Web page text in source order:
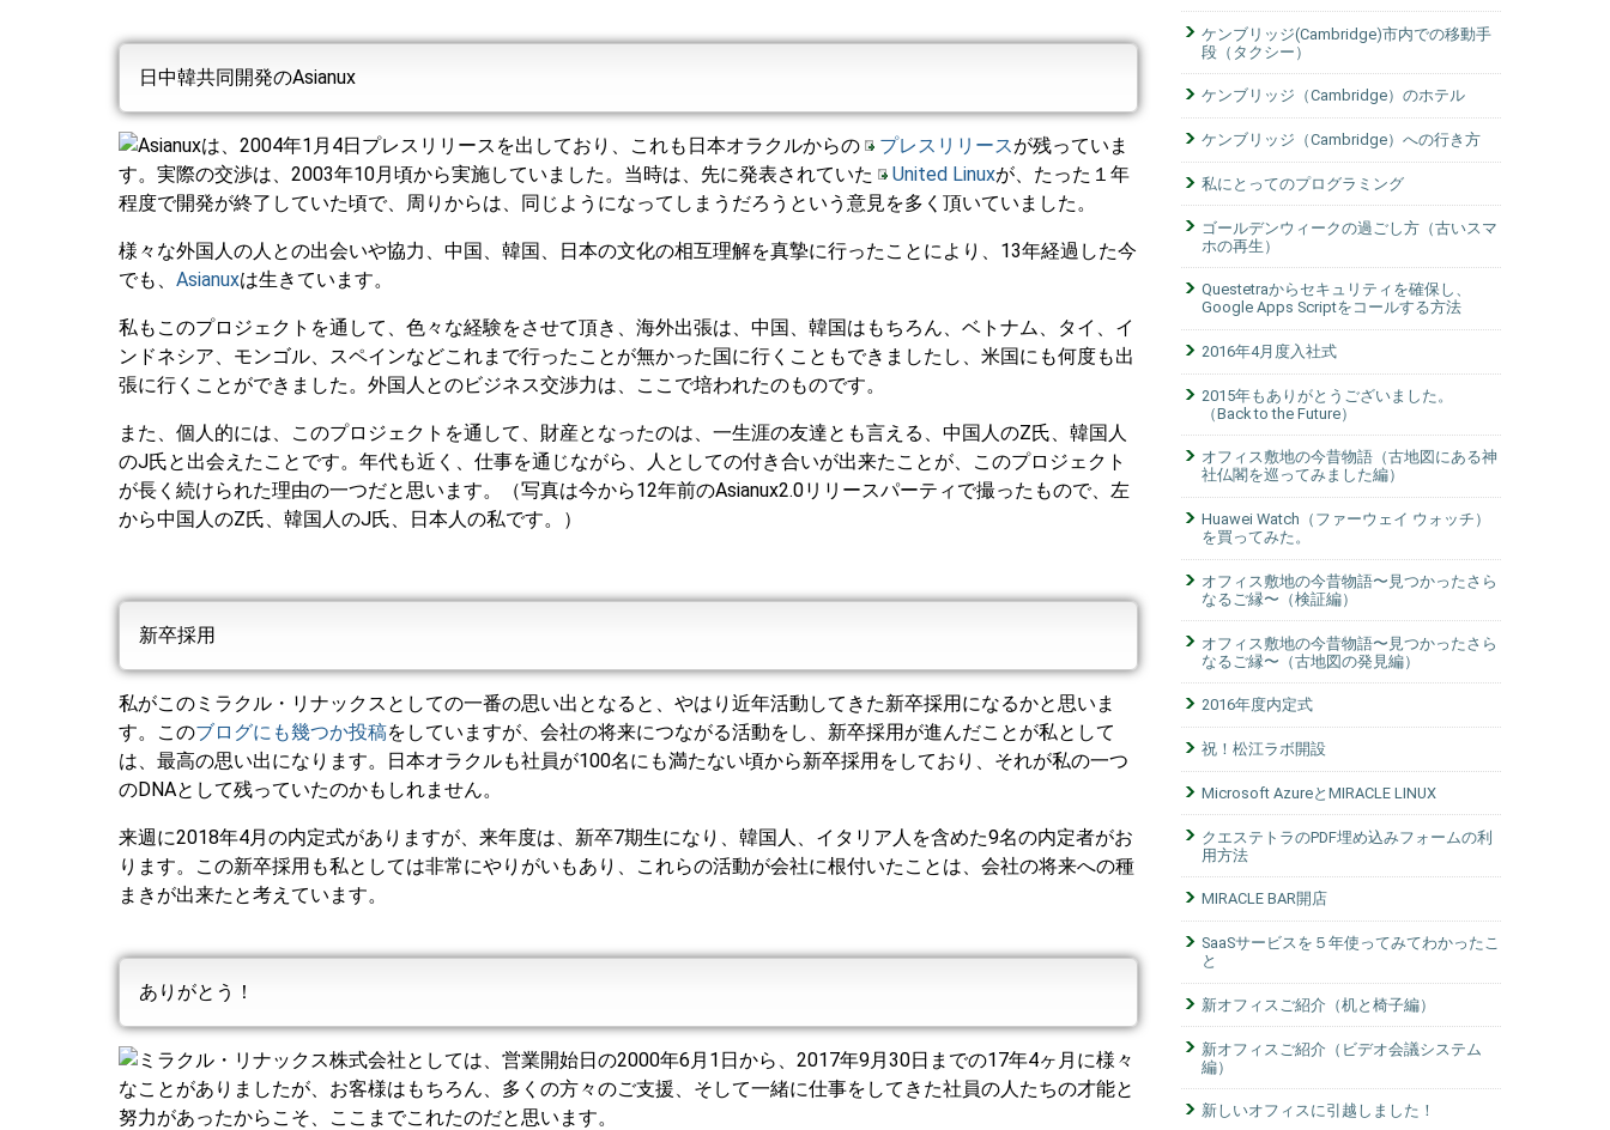
日中韓共同開発のAsianux
Asianuxは、2004年1月4日プレスリリースを出しており、これも日本オラクルからの プレスリリースが残っていま
す。実際の交渉は、2003年10月頃から実施していました。当時は、先に発表されていた
United Linuxが、たった１年
程度で開発が終了していた頃で、周りからは、同じようになってしまうだろうという意見を多く頂いていました。
様々な外国人の人との出会いや協力、中国、韓国、日本の文化の相互理解を真摯に行ったことにより、13年経過した今
でも、 Asianuxは生きています。
私もこのプロジェクトを通して、色々な経験をさせて頂き、海外出張は、中国、韓国はもちろん、ベトナム、タイ、イ
ンドネシア、モンゴル、スペインなどこれまで行ったことが無かった国に行くこともできましたし、米国にも何度も出
張に行くことができました。外国人とのビジネス交渉力は、ここで培われたのものです。
また、個人的には、このプロジェクトを通して、財産となったのは、一生涯の友達とも言える、中国人のZ氏、韓国人
のJ氏と出会えたことです。年代も近く、仕事を通じながら、人としての付き合いが出来たことが、このプロジェクト
が長く続けられた理由の一つだと思います。（写真は今から12年前のAsianux2.0リリースパーティで撮ったもので、左
から中国人のZ氏、韓国人のJ氏、日本人の私です。）
新卒採用
私がこのミラクル・リナックスとしての一番の思い出となると、やはり近年活動してきた新卒採用になるかと思いま
す。このブログにも幾つか投稿をしていますが、会社の将来につながる活動をし、新卒採用が進んだことが私として
は、最高の思い出になります。日本オラクルも社員が100名にも満たない頃から新卒採用をしており、それが私の一つ
のDNAとして残っていたのかもしれません。
来週に2018年4月の内定式がありますが、来年度は、新卒7期生になり、韓国人、イタリア人を含めた9名の内定者がお
ります。この新卒採用も私としては非常にやりがいもあり、これらの活動が会社に根付いたことは、会社の将来への種
まきが出来たと考えています。
ありがとう！
ミラクル・リナックス株式会社としては、営業開始日の2000年6月1日から、2017年9月30日までの17年4ヶ月に様々
なことがありましたが、お客様はもちろん、多くの方々のご支援、そして一緒に仕事をしてきた社員の人たちの才能と
努力があったからこそ、ここまでこれたのだと思います。
ケンブリッジ(Cambridge)市内での移動手
段（タクシー）
ケンブリッジ（Cambridge）のホテル
ケンブリッジ（Cambridge）への行き方
私にとってのプログラミング
ゴールデンウィークの過ごし方（古いスマ
ホの再生）
Questetraからセキュリティを確保し、
Google Apps Scriptをコールする方法
2016年4月度入社式
2015年もありがとうございました。
（Back to the Future）
オフィス敷地の今昔物語（古地図にある神
社仏閣を巡ってみました編）
Huawei Watch（ファーウェイ ウォッチ）
を買ってみた。
オフィス敷地の今昔物語〜見つかったさら
なるご縁〜（検証編）
オフィス敷地の今昔物語〜見つかったさら
なるご縁〜（古地図の発見編）
2016年度内定式
祝！松江ラボ開設
Microsoft AzureとMIRACLE LINUX
クエステトラのPDF埋め込みフォームの利
用方法
MIRACLE BAR開店
SaaSサービスを５年使ってみてわかったこ
と
新オフィスご紹介（机と椅子編）
新オフィスご紹介（ビデオ会議システム
編）
新しいオフィスに引越しました！